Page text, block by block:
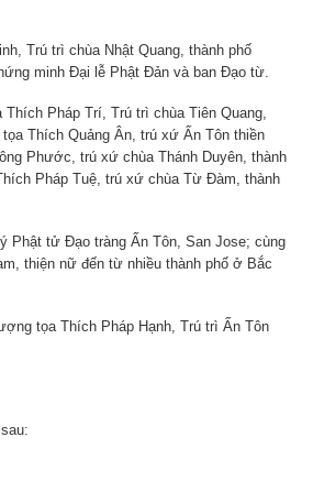
Trú trì chùa Nhật Quang, thành phố
minh Đại lễ Phật Đản và ban Đạo từ.
Pháp Trí, Trú trì chùa Tiên Quang,
Thích Quảng Ân, trú xứ Ấn Tôn thiền
Phước, trú xứ chùa Thánh Duyên, thành
Pháp Tuệ, trú xứ chùa Từ Đàm, thành
Phật tử Đạo tràng Ấn Tôn, San Jose; cùng
thiện nữ đến từ nhiều thành phố ở Bắc
tọa Thích Pháp Hạnh, Trú trì Ấn Tôn